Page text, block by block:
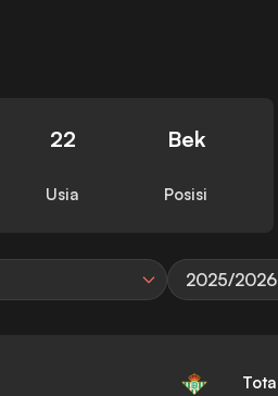
22
Usia
Bek
Posisi
2025/2026
Total